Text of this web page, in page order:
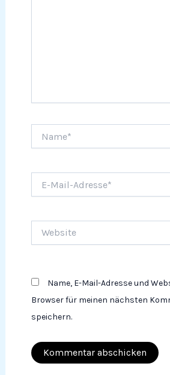
Mail-
Name, E-Mail-Adresse und
Browser für meinen nächsten
speichern.